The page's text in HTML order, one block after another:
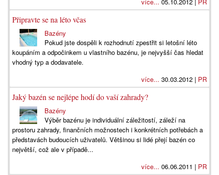
Připravte se na léto včas
Bazény
Pokud jste dospěli k rozhodnutí zpestřit si letošní léto
koupáním a odpočinkem u vlastního bazénu, je nejvyšší čas hledat
vhodný typ a dodavatele.
více... 30.03.2012 | PR
Jaký bazén se nejlépe hodí do vaší zahrady?
Bazény
Výběr bazénu je individuální záležitostí, záleží na
prostoru zahrady, finančních možnostech i konkrétních potřebách a
představách budoucích uživatelů. Většinou si lidé přejí bazén co
největší, což ale v případě...
více... 06.06.2011 | PR